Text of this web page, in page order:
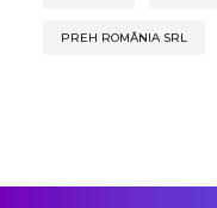
PREH ROMÂNIA SRL